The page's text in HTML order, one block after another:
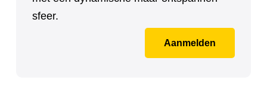
sfeer.
Aanmelden